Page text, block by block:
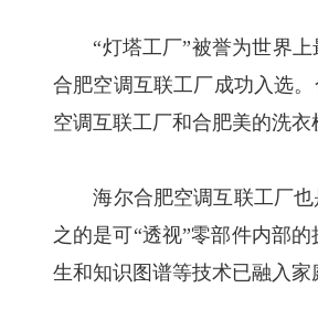
“灯塔工厂”被誉为世界上
合肥空调互联工厂成功入选
空调互联工厂和合肥美的洗
海尔合肥空调互联工厂也
之的是可“透视”零部件内部
生和知识图谱等技术已融入